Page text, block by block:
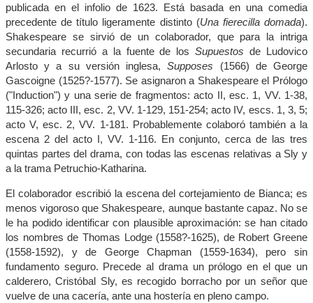
publicada en el infolio de 1623. Está basada en una comedia
precedente de título ligeramente distinto (Una fierecilla domada).
Shakespeare se sirvió de un colaborador, que para la intriga
secundaria recurrió a la fuente de losSupuestos de Ludovico
Arlosto y a su versión inglesa,Supposes (1566) de George
Gascoigne (1525?-1577). Se asignaron a Shakespeare el Prólogo
("Induction") y una serie de fragmentos: acto II, esc. 1, VV. 1-38,
115-326; acto III, esc. 2, VV. 1-129, 151-254; acto IV, escs. 1, 3, 5;
acto V, esc. 2, VV. 1-181. Probablemente colaboró también a la
escena 2 del acto I, VV. 1-116. En conjunto, cerca de las tres
quintas partes del drama, con todas las escenas relativas a Sly y
a la trama Petruchio-Katharina.
El colaborador escribió la escena del cortejamiento de Bianca; es
menos vigoroso que Shakespeare, aunque bastante capaz. No se
le ha podido identificar con plausible aproximación: se han citado
los nombres de Thomas Lodge (1558?-1625), de Robert Greene
(1558-1592), y de George Chapman (1559-1634), pero sin
fundamento seguro. Precede al drama un prólogo en el que un
calderero, Cristóbal Sly, es recogido borracho por un señor que
vuelve de una cacería, ante una hostería en pleno campo.